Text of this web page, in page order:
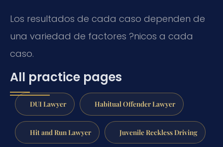
Los resultados de cada caso dependen de
una variedad de factores ?nicos a cada
caso.
All practice pages
DUI Lawyer Habitual Offender Lawyer
Hit and Run Lawyer Juvenile Reckless Driving